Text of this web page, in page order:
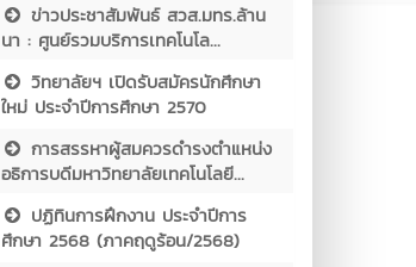
ข่าวประชาสัมพันธ์ สวส.มทร.ล้าน
นา : ศูนย์รวมบริการเทคโนโล...
วิทยาลัยฯ เปิดรับสมัครนักศึกษา
ใหม่ ประจำปีการศึกษา 2570
การสรรหาผู้สมควรดำรงตำแหน่ง
อธิการบดีมหาวิทยาลัยเทคโนโลยี...
ปฏิทินการฝึกงาน ประจำปีการ
ศึกษา 2568 (ภาคฤดูร้อน/2568)